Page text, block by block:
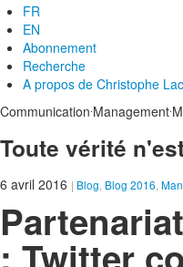
FR
EN
Abonnement
Recherche
A propos de Christophe
Communication Management
Toute vérité
6 avril 2016 | Blog Blog 2016